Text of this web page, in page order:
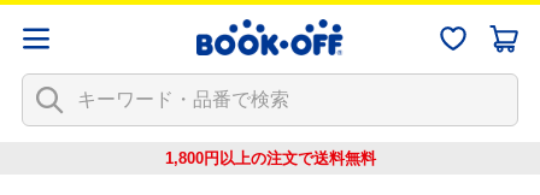
1,800円以上の注文で送料無料